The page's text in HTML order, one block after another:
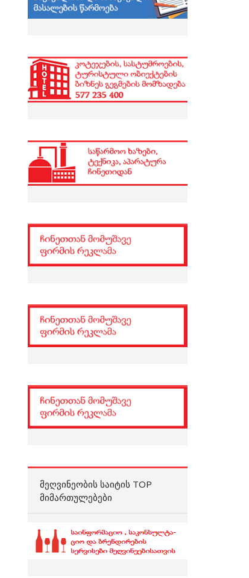
ᲛᲔᲦᲕᲘᲜᲔᲝᲑᲘᲡ ᲡᲐᲘᲢᲘᲡ TOP
ᲛᲘᲛᲐᲠᲗᲣᲚᲔᲑᲔᲑᲘ